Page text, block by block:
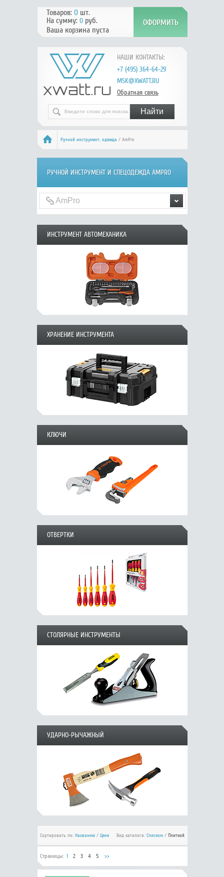
НАШИ КОНТАКТЫ:
+7 (495) 364-64-29
MSK@XWATT.RU
Обратная связь
Товаров: 0шт.
На сумму: 0руб.
Ваша корзина пуста
Ручной инcтрумент, одежда / AmPro
РУЧНОЙ ИНCТРУМЕНТ И СПЕЦОДЕЖДА AMPRO
ИНСТРУМЕНТ АВТОМЕХАНИКА
ХРАНЕНИЕ ИНСТРУМЕНТА
КЛЮЧИ
ОТВЕРТКИ
СТОЛЯРНЫЕ ИНСТРУМЕНТЫ
УДАРНО-РЫЧАЖНЫЙ
Сортировать по: Названию/ Цене Вид каталога: Списком/ Плиткой
Страницы: 1 2 3 4 5 >>